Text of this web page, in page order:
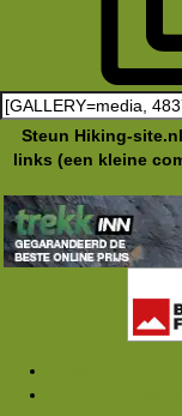
Steun Hiking-
links (een kleine